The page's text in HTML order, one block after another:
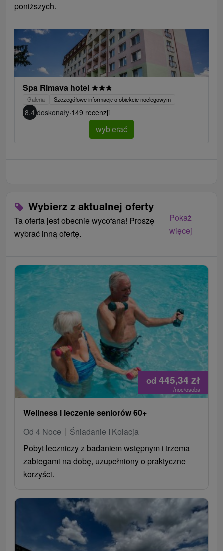
poniższych.
Spa Rimava hotel ★★★
Galeria Szczegółowe informacje o obiekcie noclegowym
8,4 doskonały·149 recenzji
wybierać
Wybierz z aktualnej oferty
Ta oferta jest obecnie wycofana! Proszę
wybrać inną ofertę.
Pokaż
więcej
od 445,34 zł
/noc/osoba
Wellness i leczenie seniorów 60+
Od 4 Noce
Śniadanie I Kolacja
Pobyt leczniczy z badaniem wstępnym i trzema
zabiegami na dobę, uzupełniony o praktyczne
korzyści.